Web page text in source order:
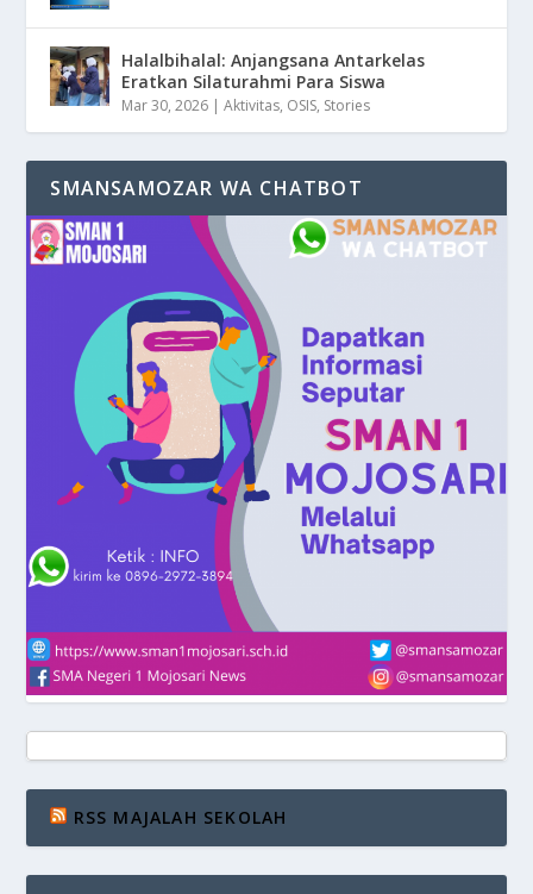
Halalbihalal: Anjangsana Antarkelas
Eratkan Silaturahmi Para Siswa
Mar 30, 2026 |Aktivitas, OSIS, Stories
SMANSAMOZAR WA CHATBOT
RSS MAJALAH SEKOLAH